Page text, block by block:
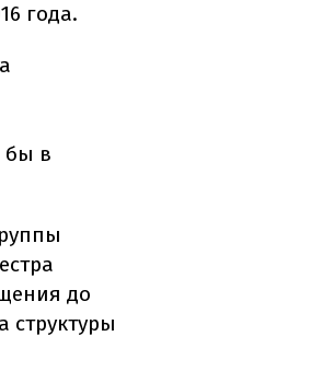
года.
бы в
до
структуры